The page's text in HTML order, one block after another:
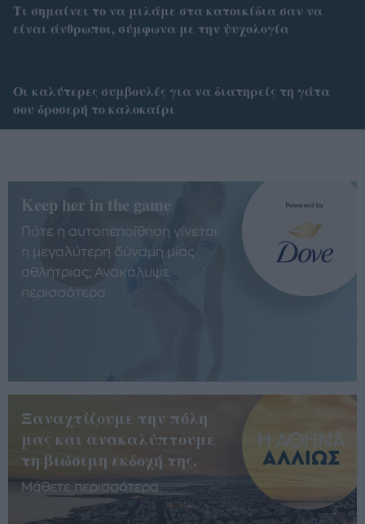
Τι σημαίνει το να μιλάμε στα κατοικίδια σαν να
είναι άνθρωποι, σύμφωνα με την ψυχολογία
Οι καλύτερες συμβουλές για να διατηρείς τη γάτα
σου δροσερή το καλοκαίρι
Keep her in the game
Πότε η αυτοπεποίθηση γίνεται
η μεγαλύτερη δύναμη μίας
αθλήτριας; Ανακάλυψε
περισσότερα
Ξαναχτίζουμε την πόλη
μας και ανακαλύπτουμε
τη βιώσιμη εκδοχή της.
Μάθετε περισσότερα